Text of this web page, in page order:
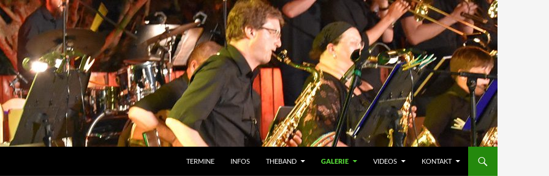
TERMINE INFOS THEBAND GALERIE VIDEOS KONTAKT